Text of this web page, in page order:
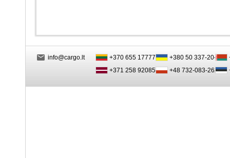
info@cargo.lt
+370 655 17777
+371 258 92085
+380 50 337-20-47
+48 732-083-262